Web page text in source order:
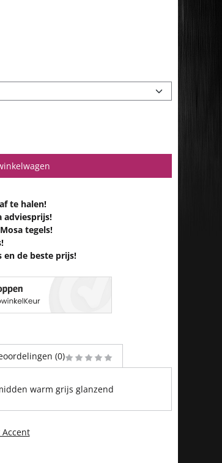
te halen!
adviesprijs!
tegels!
en de beste prijs!
(0)
warm grijs glanzend